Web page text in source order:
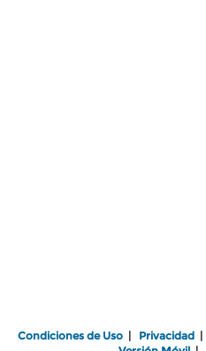
Condiciones de Uso | Privacidad |